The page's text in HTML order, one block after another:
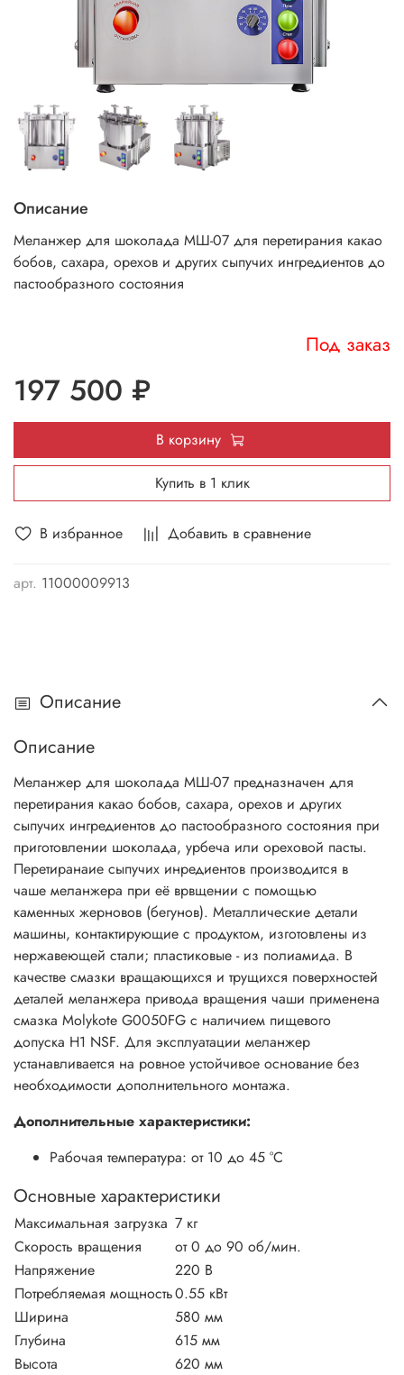
В избранное Добавить в сравнение
арт. 11000009913
Описание
Меланжер для шоколада МШ-07 для перетирания какао
бобов, сахара, орехов и других сыпучих ингредиентов до
пастообразного состояния
Под заказ
197 500 ₽
В корзину
Купить в 1 клик
Описание
Описание
Меланжер для шоколада МШ-07 предназначен для
перетирания какао бобов, сахара, орехов и других
сыпучих ингредиентов до пастообразного состояния при
приготовлении шоколада, урбеча или ореховой пасты.
Перетиранаие сыпучих инредиентов производится в
чаше меланжера при её врвщении с помощью
каменных жерновов (бегунов). Металлические детали
машины, контактирующие с продуктом, изготовлены из
нержавеющей стали; пластиковые - из полиамида. В
качестве смазки вращающихся и трущихся поверхностей
деталей меланжера привода вращения чаши применена
смазка Molykote G0050FG с наличием пищевого
допуска H1 NSF. Для эксплуатации меланжер
устанавливается на ровное устойчивое основание без
необходимости дополнительного монтажа.
Дополнительные характеристики:
Рабочая температура: от 10 до 45 °С
Основные характеристики
Максимальная загрузка 7 кг
Скорость вращения
от 0 до 90 об/мин.
Напряжение
220 В
Потребляемая мощность0.55 кВт
Ширина
580 мм
Глубина
615 мм
Высота
620 мм